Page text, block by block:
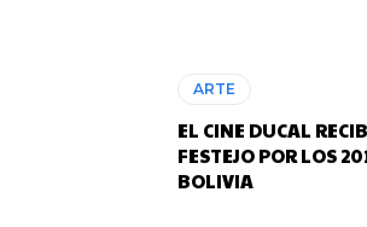
ARTE
EL CINE DUCAL
FESTEJO POR LOS
BOLIVIA